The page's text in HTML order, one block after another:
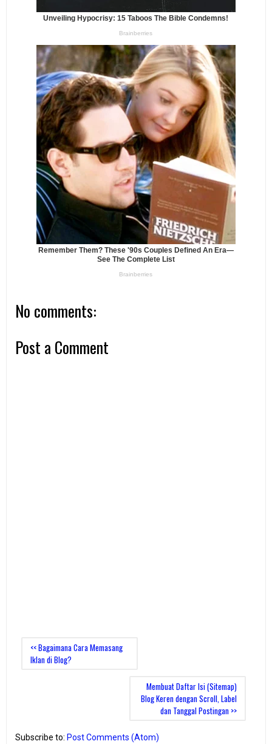
No comments:
Post a Comment
<< Bagaimana Cara Memasang
Iklan di Blog?
Membuat Daftar Isi (Sitemap)
Blog Keren dengan Scroll, Label
dan Tanggal Postingan >>
Subscribe to: Post Comments (Atom)